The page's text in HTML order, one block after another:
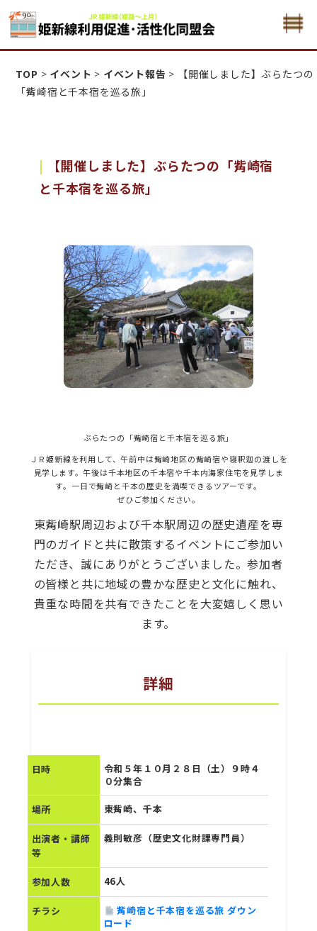
姫新線利用促進活性化・同盟会
TOP > イベント > イベント報告 >
【開催しました】ぶらたつの
「觜崎宿と千本宿を巡る旅」
【開催しました】ぶらたつの「觜崎宿
と千本宿を巡る旅」
ぶらたつの「觜崎宿と千本宿を巡る旅」
ＪＲ姫新線を利用して、午前中は觜崎地区の觜崎宿や寝釈迦の渡しを
見学します。午後は千本地区の千本宿や千本内海家住宅を見学しま
す。一日で觜崎と千本の歴史を満喫できるツアーです。
ぜひご参加ください。
東觜崎駅周辺および千本駅周辺の歴史遺産を専
門のガイドと共に散策するイベントにご参加い
ただき、誠にありがとうございました。参加者
の皆様と共に地域の豊かな歴史と文化に触れ、
貴重な時間を共有できたことを大変嬉しく思い
ます。
詳細
日時
令和５年１０月２８日（土）９時４
０分集合
場所 東觜崎、千本
出演者・講師
等
義則敏彦（歴史文化財課専門員）
参加人数 46人
チラシ
觜崎宿と千本宿を巡る旅 ダウン
ロード